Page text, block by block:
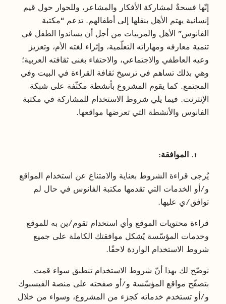
إنّها فسحةٌ لمشاركة الأفكار والمشاعر، وللحوار حول قيم
إنسانية يهتم الأهل بنقلها إلى أطفالهم. تدعم “مكتبة
الفانوس” الأهل والمربيات من أجل أن يساندوا الطفل في
تنمية معارفه ومهاراته التعلّمية، وإثراء لغته الأم، وتعزيز
وعيه العاطفي والاجتماعي، والاحتفاء بغنى ثقافته العربية؛
وهي بذلك تساهم في ترسيخ ثقافة القراءة في البيت وفي
المجتمع. كما يقوم المشروع بأنشطة مكثّفة على شبكة
الإنترنت. فيما يلي شروط الاستخدام للمشاركة في مكتبة
الفانوس والأنشطة التي تعرضها مواقعها.
الموافقة:
يُرجى قراءة الشروط بعناية والامتناع عن استخدام المواقع
و/أو الخدمات التي تقدمها مكتبة الفانوس في حال لم
توافق/ي عليها.
قراءة محتويات الموقع وأي استخدام تقوم/ين به للموقع
وخدمات المؤسّسة يُشكل موافقتك الكاملة على جميع
شروط الاستخدام الواردة لاحقًا.
نوضّح لك بهذا أنّ شروط الاستخدام تنطبق سواء قمت
بتصفّح مواقع المؤسّسة و/أو صفحته على منصة الفيسبوك
و/أو تستخدم خدماته كجزء من المشروع، وسواء من خلال